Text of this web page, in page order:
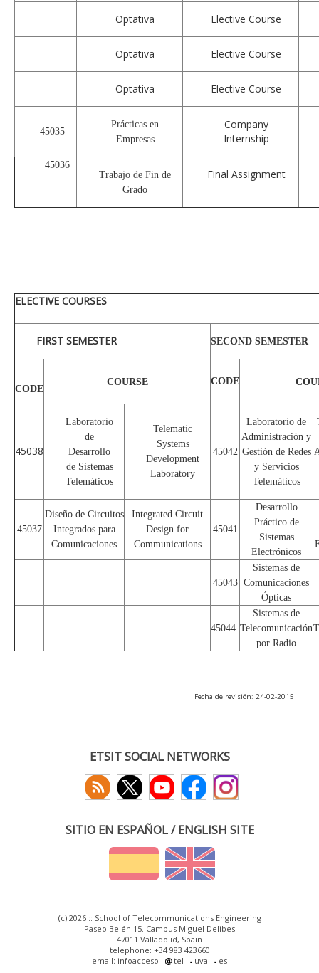
Optativa Elective Course
Optativa Elective Course
Optativa Elective Course
45035
Prácticas en
Empresas
Company
Internship
45036
Trabajo de Fin de
Grado
Final Assignment
ELECTIVE COURSES
FIRST SEMESTER SECOND SEMESTER
CODE
COURSE CODE
45038
Laboratorio
de
Desarrollo
de Sistemas
Telemáticos
Telematic
Systems
Development
Laboratory
45042
Laboratorio de
Administración y
Gestión de Redes
y Servicios
Telemáticos
45037
Diseño de Circuitos
Integrados para
Comunicaciones
Integrated Circuit
Design for
Communications
45041
Desarrollo
Práctico de
Sistemas
Electrónicos
45043
Sistemas de
Comunicaciones
Ópticas
45044
Sistemas de
Telecomunicación
por Radio
Fecha de revisión: 24-02-2015
ETSIT SOCIAL NETWORKS
SITIO EN ESPAÑOL / ENGLISH SITE
(c) 2026 :: School of Telecommunications Engineering
Paseo Belén 15. Campus Miguel Delibes
47011 Valladolid, Spain
telephone: +34 983 423660
email: infoacceso
tel uva es